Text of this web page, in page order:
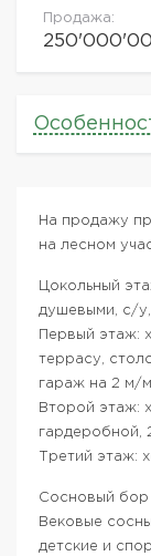
Продажа:
На продажу
на лесном
Цокольный
душевыми, с/у,
Первый этаж:
террасу,
гараж на 2 м/м
Второй этаж:
гардеробной,
Третий этаж:
Сосновый бор
Вековые
детские и